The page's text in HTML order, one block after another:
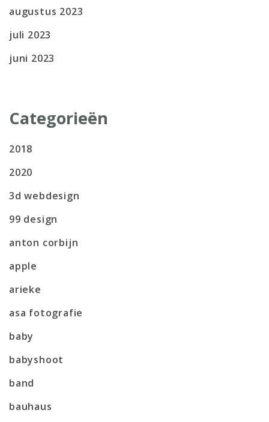
augustus 2023
juli 2023
juni 2023
Categorieën
2018
2020
3d webdesign
99 design
anton corbijn
apple
arieke
asa fotografie
baby
babyshoot
band
bauhaus